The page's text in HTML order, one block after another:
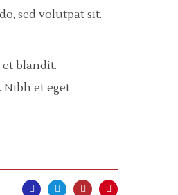
sed volutpat sit.
blandit.
Nibh et eget